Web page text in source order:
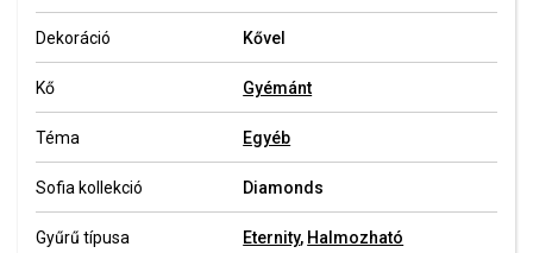
Dekoráció Kővel
Kő Gyémánt
Téma Egyéb
Sofia kollekció Diamonds
Gyűrű típusa Eternity, Halmozható